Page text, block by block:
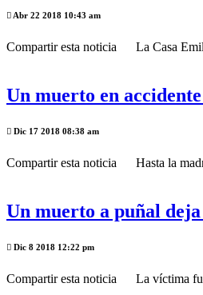
Abr 22 2018 10:43 am
Compartir esta noticia La Casa
Un muerto en
Dic 17 2018 08:38 am
Compartir esta noticia Hasta la
Un muerto a puñal
Dic 8 2018 12:22 pm
Compartir esta noticia La víctima fue